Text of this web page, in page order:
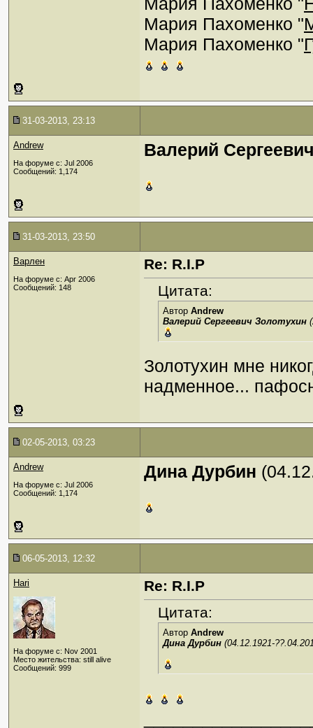
Мария Пахоменко "
Мария Пахоменко "
31-03-2013, 23:13
Andrew
На форуме с: Jul 2006
Сообщений: 1,174
Валерий
31-03-2013, 23:50
Варлен
На форуме с: Apr 2006
Сообщений: 148
Re: R.I.P
Цитата:
Автор Andrew
Валерий Сергеевич Золотухин
Золотухин мне
надменное...
02-05-2013, 03:23
Andrew
На форуме с: Jul 2006
Сообщений: 1,174
Дина Дурбин
06-05-2013, 12:32
Hari
На форуме с: Nov 2001
Место жительства: still alive
Сообщений: 999
Re: R.I.P
Цитата:
Автор Andrew
Дина Дурбин (04.12.1921-